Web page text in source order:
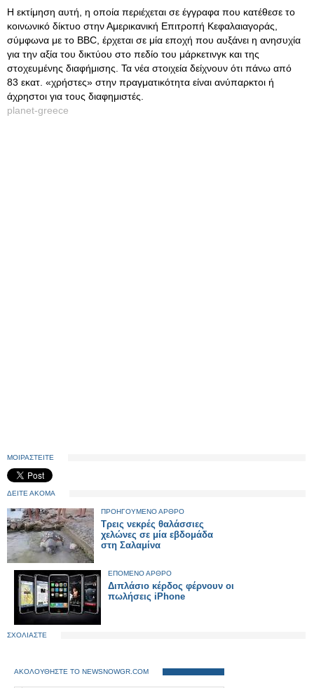
Η εκτίμηση αυτή, η οποία περιέχεται σε έγγραφα που κατέθεσε το
κοινωνικό δίκτυο στην Αμερικανική Επιτροπή Κεφαλαιαγοράς,
σύμφωνα με το BBC, έρχεται σε μία εποχή που αυξάνει η ανησυχία
για την αξία του δικτύου στο πεδίο του μάρκετινγκ και της
στοχευμένης διαφήμισης. Τα νέα στοιχεία δείχνουν ότι πάνω από
83 εκατ. «χρήστες» στην πραγματικότητα είναι ανύπαρκτοι ή
άχρηστοι για τους διαφημιστές.
planet-greece
ΜΟΙΡΑΣΤΕΙΤΕ
ΔΕΙΤΕ ΑΚΟΜΑ
ΠΡΟΗΓΟΥΜΕΝΟ ΑΡΘΡΟ
Τρεις νεκρές θαλάσσιες
χελώνες σε μία εβδομάδα
στη Σαλαμίνα
ΕΠΟΜΕΝΟ ΑΡΘΡΟ
Διπλάσιο κέρδος φέρνουν οι
πωλήσεις iPhone
ΣΧΟΛΙΑΣΤΕ
ΑΚΟΛΟΥΘΗΣΤΕ ΤΟ NEWSNOWGR.COM